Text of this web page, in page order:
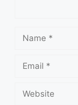
Name
Email
Website